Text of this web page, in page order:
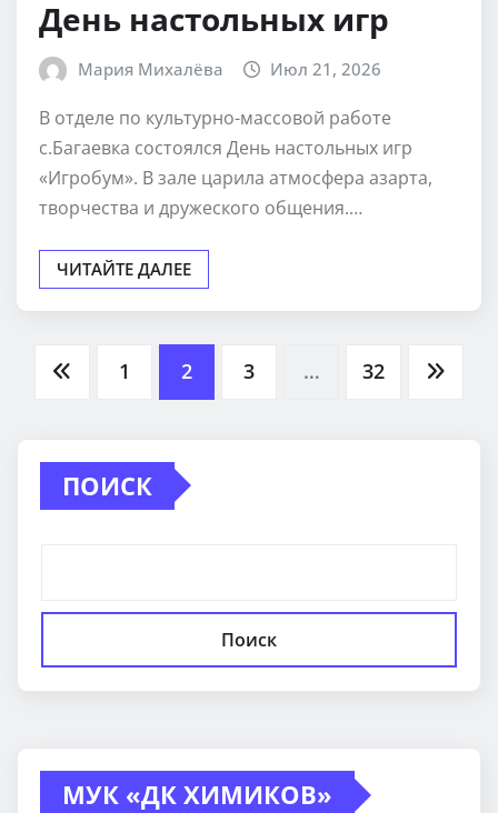
День настольных игр
Мария Михалёва Июл 21, 2026
В отделе по культурно-массовой работе
с.Багаевка состоялся День настольных игр
«Игробум». В зале царила атмосфера азарта,
творчества и дружеского общения.…
ЧИТАЙТЕ ДАЛЕЕ
Пагинация
1 2 3 … 32
ПОИСК
Поиск
МУК «ДК ХИМИКОВ»